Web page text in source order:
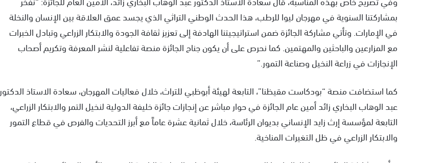
بمشاركتنا السنوية في مهرجان ليوا للرطب، هذا الحدث الوطني التراثي الذي يجسد عمق العلاقة بين الإنسان والنخلة
في الإمارات. وتأتي مشاركة الجائزة ضمن استراتيجيتنا الهادفة إلى تعزيز ثقافة الجودة والابتكار الزراعي وتبادل الخبرات
مع المزارعين والباحثين والمهتمين. كما نحرص على أن يكون جناح الجائزة منصة تفاعلية لنشر المعرفة وتكريم أصحاب
الإنجازات في زراعة النخيل وصناعة التمور.”
كما استضافت منصة “بودكاست مقيظنا”، التابعة لهيئة أبوظبي للتراث، خلال فعاليات المهرجان، سعادة الاستاذ الدكتور
عبد الوهاب البخاري زائد أمين عام الجائزة في حوار مباشر عن إنجازات جائزة خليفة الدولية لنخيل التمر والابتكار الزراعي،
التابعة لمؤسسة إرث زايد الإنساني بديوان الرئاسة، خلال ثمانية عشرة عاماً مع أبرز التحديات والفرص في قطاع التمور
والابتكار الزراعي في ظل التغيرات المناخية.